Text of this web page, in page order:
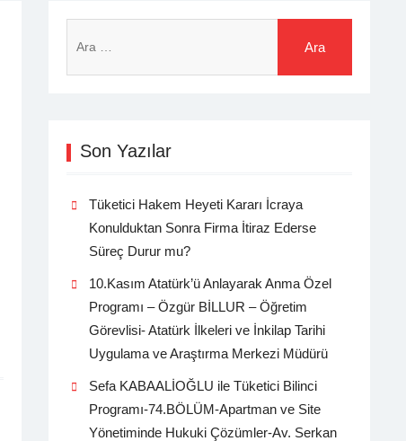
Son Yazılar
Tüketici Hakem Heyeti Kararı İcraya
Konulduktan Sonra Firma İtiraz Ederse
Süreç Durur mu?
10.Kasım Atatürk’ü Anlayarak Anma Özel
Programı – Özgür BİLLUR – Öğretim
Görevlisi- Atatürk İlkeleri ve İnkilap Tarihi
Uygulama ve Araştırma Merkezi Müdürü
Sefa KABAALİOĞLU ile Tüketici Bilinci
Programı-74.BÖLÜM-Apartman ve Site
Yönetiminde Hukuki Çözümler-Av. Serkan